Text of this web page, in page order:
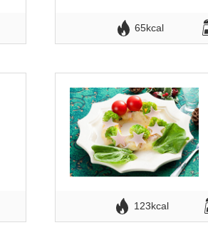
65kcal
123kcal